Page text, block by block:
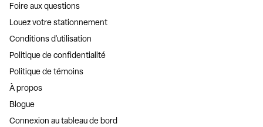
Foire aux questions
Louez votre stationnement
Conditions d'utilisation
Politique de confidentialité
Politique de témoins
À propos
Blogue
Connexion au tableau de bord